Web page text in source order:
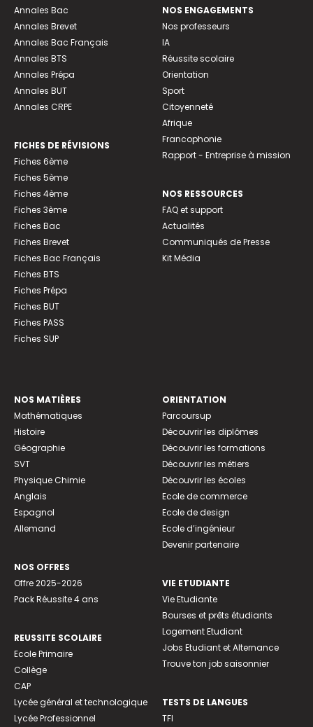
Annales Bac
Annales Brevet
Annales Bac Français
Annales BTS
Annales Prépa
Annales BUT
Annales CRPE
FICHES DE RÉVISIONS
Fiches 6ème
Fiches 5ème
Fiches 4ème
Fiches 3ème
Fiches Bac
Fiches Brevet
Fiches Bac Français
Fiches BTS
Fiches Prépa
Fiches BUT
Fiches PASS
Fiches SUP
NOS ENGAGEMENTS
Nos professeurs
IA
Réussite scolaire
Orientation
Sport
Citoyenneté
Afrique
Francophonie
Rapport - Entreprise à mission
NOS RESSOURCES
FAQ et support
Actualités
Communiqués de Presse
Kit Média
NOS MATIÈRES
Mathématiques
Histoire
Géographie
SVT
Physique Chimie
Anglais
Espagnol
Allemand
NOS OFFRES
Offre 2025-2026
Pack Réussite 4 ans
REUSSITE SCOLAIRE
Ecole Primaire
Collège
CAP
Lycée général et technologique
Lycée Professionnel
ORIENTATION
Parcoursup
Découvrir les diplômes
Découvrir les formations
Découvrir les métiers
Découvrir les écoles
Ecole de commerce
Ecole de design
Ecole d’ingénieur
Devenir partenaire
VIE ETUDIANTE
Vie Etudiante
Bourses et prêts étudiants
Logement Etudiant
Jobs Etudiant et Alternance
Trouve ton job saisonnier
TESTS DE LANGUES
TFI